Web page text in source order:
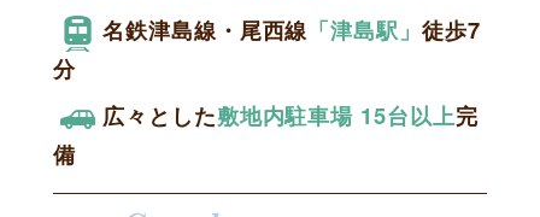
名鉄津島線・尾西線 「津島駅」 徒歩7
分
広々とした敷地内駐車場 15台以上完
備